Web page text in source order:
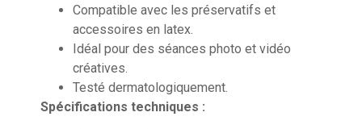
Compatible avec les préservatifs et
accessoires en latex.
Idéal pour des séances photo et vidéo
créatives.
Testé dermatologiquement.
Spécifications techniques :